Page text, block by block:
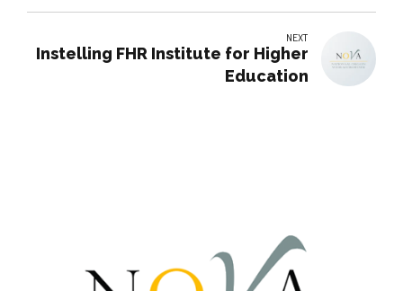
NEXT
Instelling FHR Institute for Higher
Education